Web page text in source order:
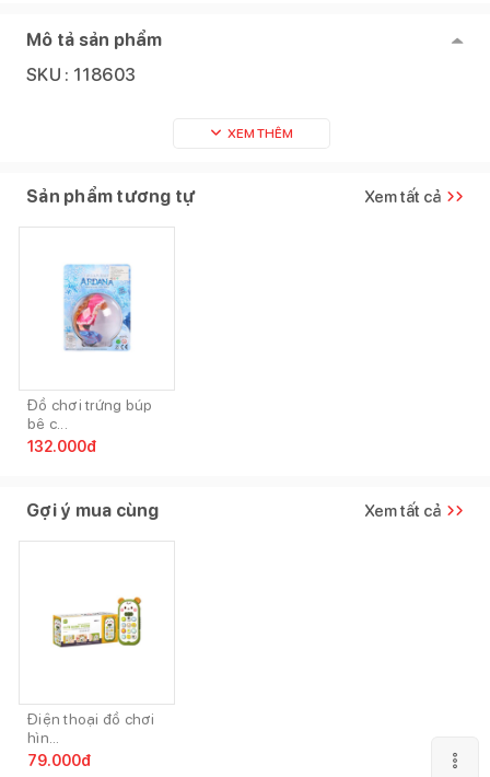
Mô tả sản phẩm
SKU : 118603
XEM THÊM
Sản phẩm tương tự Xem tất cả
Đồ chơi trứng búp
bê c...
132.000đ
Gợi ý mua cùng Xem tất cả
Điện thoại đồ chơi
hìn...
79.000đ